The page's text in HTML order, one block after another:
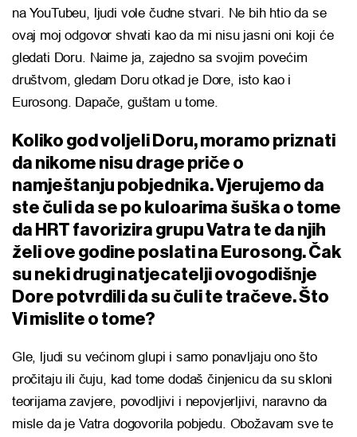
na YouTubeu, ljudi vole čudne stvari. Ne bih htio da se
ovaj moj odgovor shvati kao da mi nisu jasni oni koji će
gledati Doru. Naime ja, zajedno sa svojim povećim
društvom, gledam Doru otkad je Dore, isto kao i
Eurosong. Dapače, guštam u tome.
Koliko god voljeli Doru, moramo priznati
da nikome nisu drage priče o
namještanju pobjednika. Vjerujemo da
ste čuli da se po kuloarima šuška o tome
da HRT favorizira grupu Vatra te da njih
želi ove godine poslati na Eurosong. Čak
su neki drugi natjecatelji ovogodišnje
Dore potvrdili da su čuli te tračeve. Što
Vi mislite o tome?
Gle, ljudi su većinom glupi i samo ponavljaju ono što
pročitaju ili čuju, kad tome dodaš činjenicu da su skloni
teorijama zavjere, povodljivi i nepovjerljivi, naravno da
misle da je Vatra dogovorila pobjedu. Obožavam sve te